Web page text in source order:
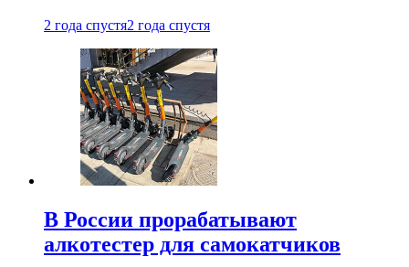
2 года спустя2 года спустя
В России прорабатывают
алкотестер для самокатчиков